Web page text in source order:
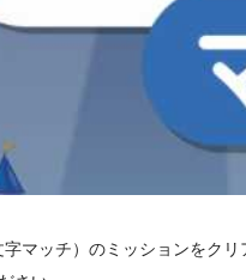
マッチ）のミッションをク